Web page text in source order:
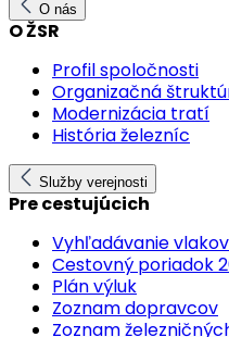
O nás
O ŽSR
Profil spoločnosti
Organizačná
Modernizácia tratí
História železníc
Služby verejnosti
Pre cestujúcich
Vyhľadávanie
Cestovný poriadok
Plán výluk
Zoznam dopravcov
Zoznam